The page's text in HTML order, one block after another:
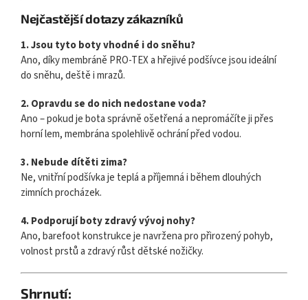
Nejčastější dotazy zákazníků
1. Jsou tyto boty vhodné i do sněhu?
Ano, díky membráně PRO-TEX a hřejivé podšívce jsou ideální
do sněhu, deště i mrazů.
2. Opravdu se do nich nedostane voda?
Ano – pokud je bota správně ošetřená a nepromáčíte ji přes
horní lem, membrána spolehlivě ochrání před vodou.
3. Nebude dítěti zima?
Ne, vnitřní podšívka je teplá a příjemná i během dlouhých
zimních procházek.
4. Podporují boty zdravý vývoj nohy?
Ano, barefoot konstrukce je navržena pro přirozený pohyb,
volnost prstů a zdravý růst dětské nožičky.
Shrnutí: